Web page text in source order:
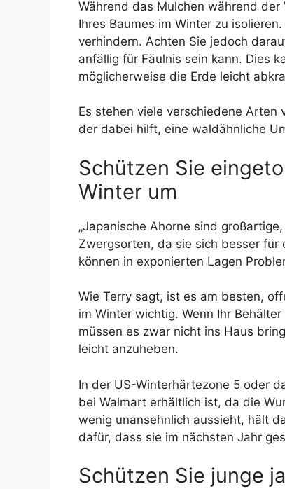
Während das Mulchen während
Ihres Baumes im Winter zu
verhindern. Achten Sie jedoch
anfällig für Fäulnis sein kann. Dies
möglicherweise die Erde leicht
Es stehen viele verschiedene
der dabei hilft, eine waldähnliche
Schützen Sie
Winter um
„Japanische Ahorne sind
Zwergsorten, da sie sich besser für
können in exponierten Lagen
Wie Terry sagt, ist es am besten,
im Winter wichtig. Wenn Ihr
müssen es zwar nicht ins Haus
leicht anzuheben.
In der US-Winterhärtezone 5 oder
bei Walmart erhältlich ist, da die
wenig unansehnlich aussieht, hält
dafür, dass sie im nächsten Jahr
Schützen Sie junge